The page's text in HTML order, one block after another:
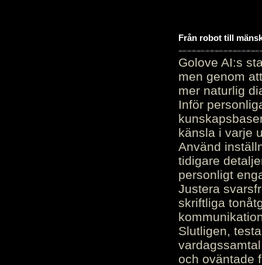
Från robot till
Golove AI:s
men genom
mer naturlig
Inför
känsla i varje
Använd
tidigare
personligt
Justera
skriftliga
Slutligen,
och oväntade